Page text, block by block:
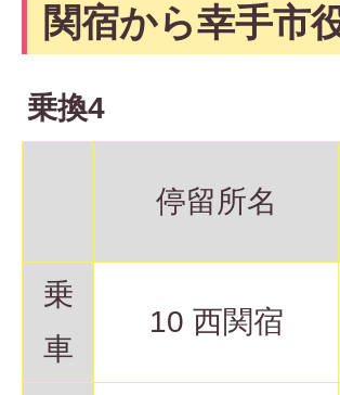
関宿から幸手市
乗換4
停留所名
乗
車
10 西関宿